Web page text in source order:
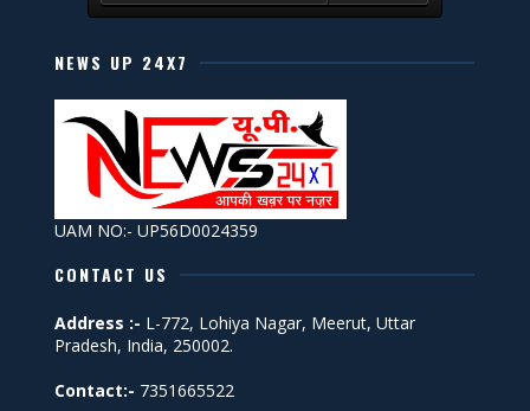
NEWS UP 24X7
UAM NO:- UP56D0024359
CONTACT US
Address :- L-772, Lohiya Nagar, Meerut, Uttar
Pradesh, India, 250002.
Contact:- 7351665522